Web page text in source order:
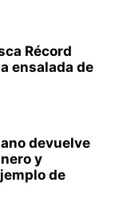
Récord
ensalada de
devuelve
y
de